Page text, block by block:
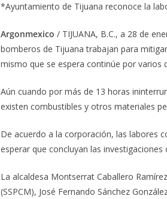
*Ayuntamiento de Tijuana reconoce la
Argonmexico / TIJUANA, B.C., a 28 de
bomberos de Tijuana trabajan para
mismo que se espera continúe por varios
Aún cuando por más de 13 horas
existen combustibles y otros materiales
De acuerdo a la corporación, las labores
esperar que concluyan las
La alcaldesa Montserrat Caballero
(SSPCM), José Fernando Sánchez